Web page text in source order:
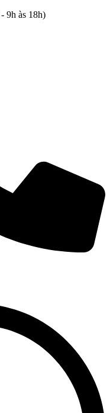
9h às 18h)